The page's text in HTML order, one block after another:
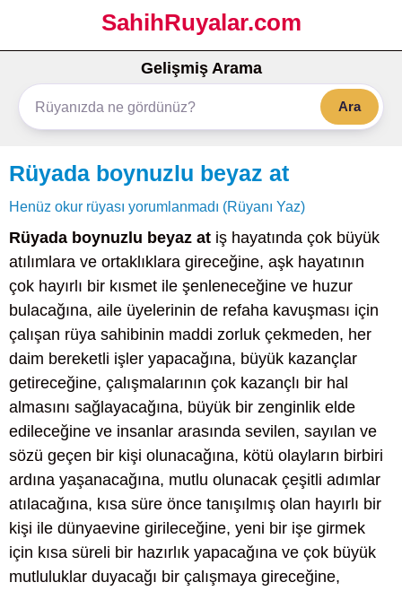
SahihRuyalar.com
Gelişmiş Arama
Ara
Rüyada boynuzlu beyaz at
Henüz okur rüyası yorumlanmadı (Rüyanı Yaz)
Rüyada boynuzlu beyaz at iş hayatında çok büyük
atılımlara ve ortaklıklara gireceğine, aşk hayatının
çok hayırlı bir kısmet ile şenleneceğine ve huzur
bulacağına, aile üyelerinin de refaha kavuşması için
çalışan rüya sahibinin maddi zorluk çekmeden, her
daim bereketli işler yapacağına, büyük kazançlar
getireceğine, çalışmalarının çok kazançlı bir hal
almasını sağlayacağına, büyük bir zenginlik elde
edileceğine ve insanlar arasında sevilen, sayılan ve
sözü geçen bir kişi olunacağına, kötü olayların birbiri
ardına yaşanacağına, mutlu olunacak çeşitli adımlar
atılacağına, kısa süre önce tanışılmış olan hayırlı bir
kişi ile dünyaevine girileceğine, yeni bir işe girmek
için kısa süreli bir hazırlık yapacağına ve çok büyük
mutluluklar duyacağı bir çalışmaya gireceğine,